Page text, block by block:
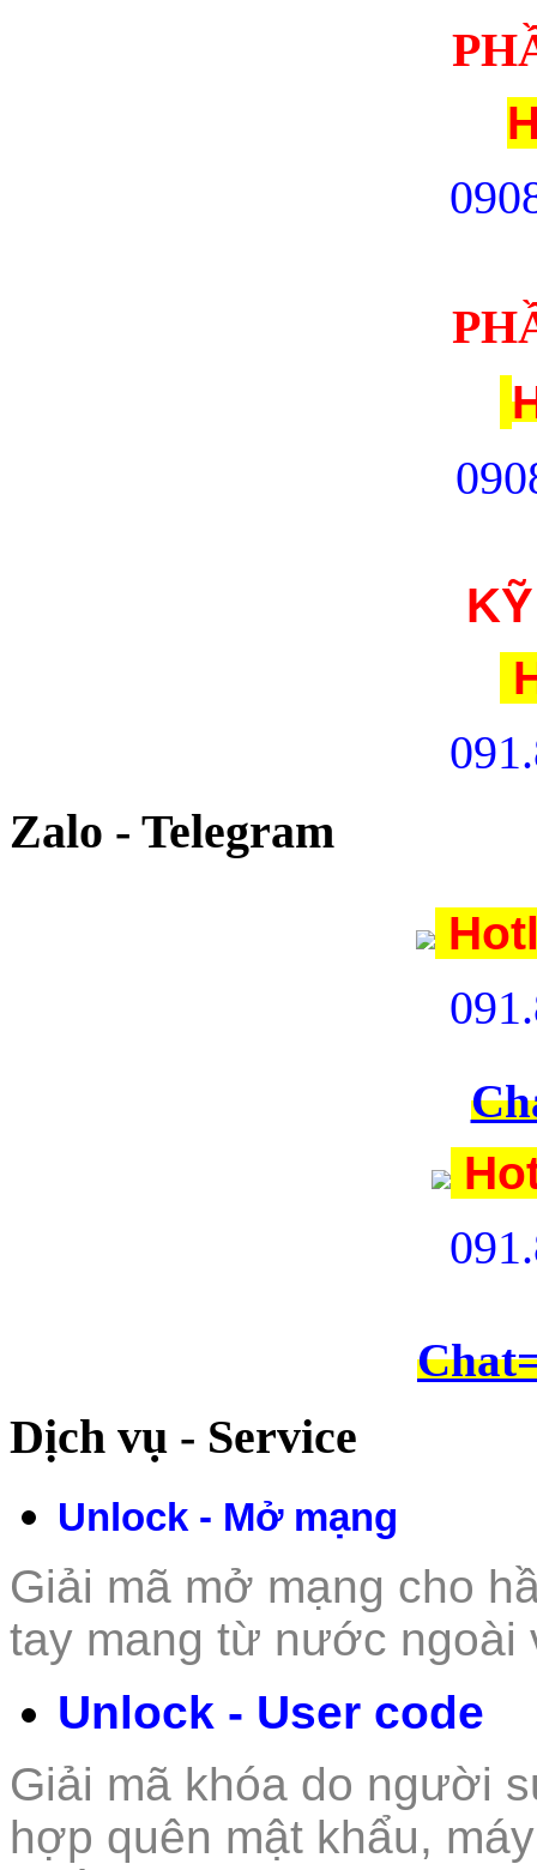
09
Zalo - Telegram
Dịch vụ - Service
Unlock - Mở mạng
Giải mã mở mạng cho
tay mang từ nước ngoài
Unlock - User code
Giải mã khóa do người
hợp quên mật khẩu,